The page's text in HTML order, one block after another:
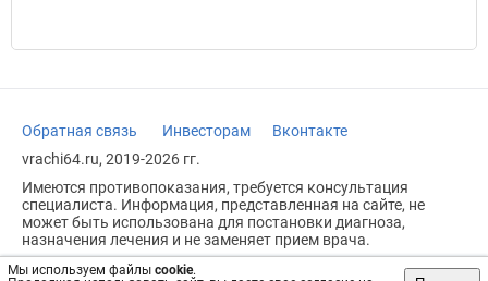
Мы используем файлы cookie.
Обратная связь Инвесторам
Вконтакте
vrachi64.ru, 2019-2026 гг.
Имеются противопоказания, требуется консультация
специалиста. Информация, представленная на сайте, не
может быть использована для постановки диагноза,
назначения лечения и не заменяет прием врача.
Возрастное ограничение: 18+